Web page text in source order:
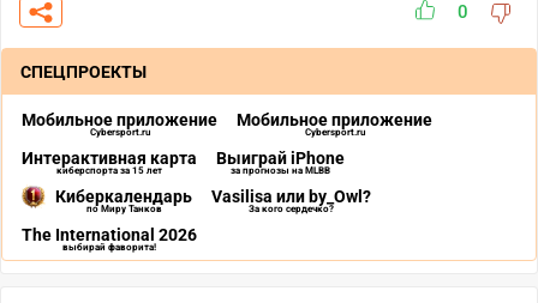
0
СПЕЦПРОЕКТЫ
Мобильное приложение
Cybersport.ru
Мобильное приложение
Cybersport.ru
Интерактивная карта
киберспорта за 15 лет
Выиграй iPhone
за прогнозы на MLBB
Киберкалендарь
по Миру Танков
Vasilisa или by_Owl?
За кого сердечко?
The International 2026
выбирай фаворита!